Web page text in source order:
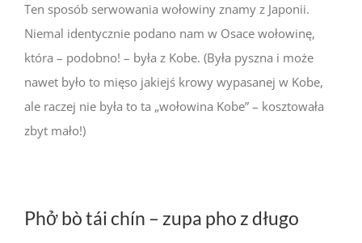
Ten sposób serwowania wołowiny znamy z Japonii.
Niemal identycznie podano nam w Osace wołowinę,
która – podobno! – była z Kobe. (Była pyszna i może
nawet było to mięso jakiejś krowy wypasanej w Kobe,
ale raczej nie była to ta „wołowina Kobe” – kosztowała
zbyt mało!)
Phở bò tái chín – zupa pho z długo